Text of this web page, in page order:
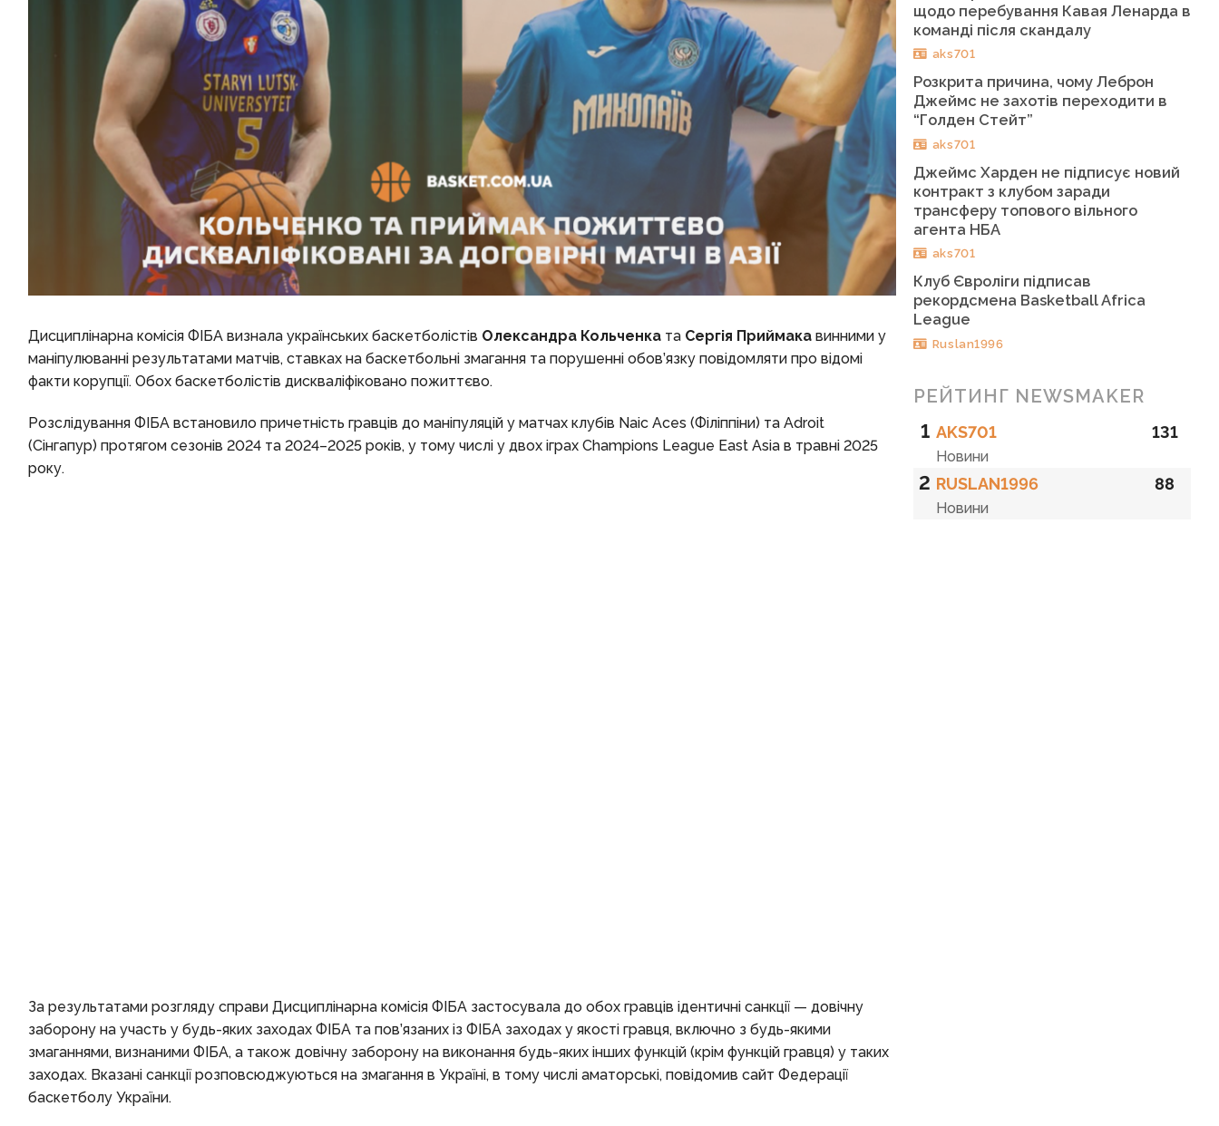
Дисциплінарна комісія ФІБА визнала українських баскетболістів Олександра Кольченка та Сергія Приймакавинними у
маніпулюванні результатами матчів, ставках на баскетбольні змагання та порушенні обов’язку повідомляти про відомі
факти корупції. Обох баскетболістів дискваліфіковано пожиттєво.
Розслідування ФІБА встановило причетність гравців до маніпуляцій у матчах клубів Naic Aces (Філіппіни) та Adroit
(Сінгапур) протягом сезонів 2024 та 2024–2025 років, у тому числі у двох іграх Champions League East Asia в травні 2025
року.
За результатами розгляду справи Дисциплінарна комісія ФІБА застосувала до обох гравців ідентичні санкції — довічну
заборону на участь у будь-яких заходах ФІБА та пов’язаних із ФІБА заходах у якості гравця, включно з будь-якими
змаганнями, визнаними ФІБА, а також довічну заборону на виконання будь-яких інших функцій (крім функцій гравця) у таких
заходах. Вказані санкції розповсюджуються на змагання в Україні, в тому числі аматорські, повідомив сайт Федерації
баскетболу України.
щодо перебування Кавая Ленарда в
команді після скандалу
aks701
Розкрита причина, чому Леброн
Джеймс не захотів переходити в
“Голден Стейт”
aks701
Джеймс Харден не підписує новий
контракт з клубом заради
трансферу топового вільного
агента НБА
aks701
Клуб Євроліги підписав
рекордсмена Basketball Africa
League
Ruslan1996
РЕЙТИНГ NEWSMAKER
1 AKS701
Новини
131
2 RUSLAN1996
Новини
88